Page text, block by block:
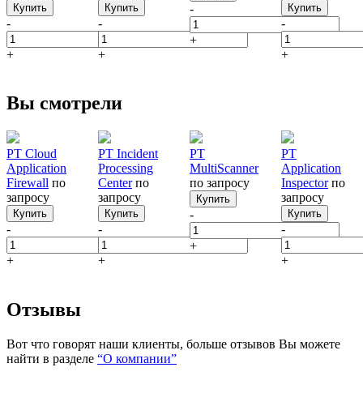
Купить
-
+
Купить
-
+
-
+
Купить
-
+
Вы смотрели
PT Cloud
Application
Firewall по
запросу
Купить
-
+
PT Incident
Processing
Center по
запросу
Купить
-
+
PT
MultiScanner
по запросу
Купить
-
+
PT
Application
Inspector по
запросу
Купить
-
+
Отзывы
Вот что говорят наши клиенты, больше отзывов Вы можете
найти в разделе “О компании”